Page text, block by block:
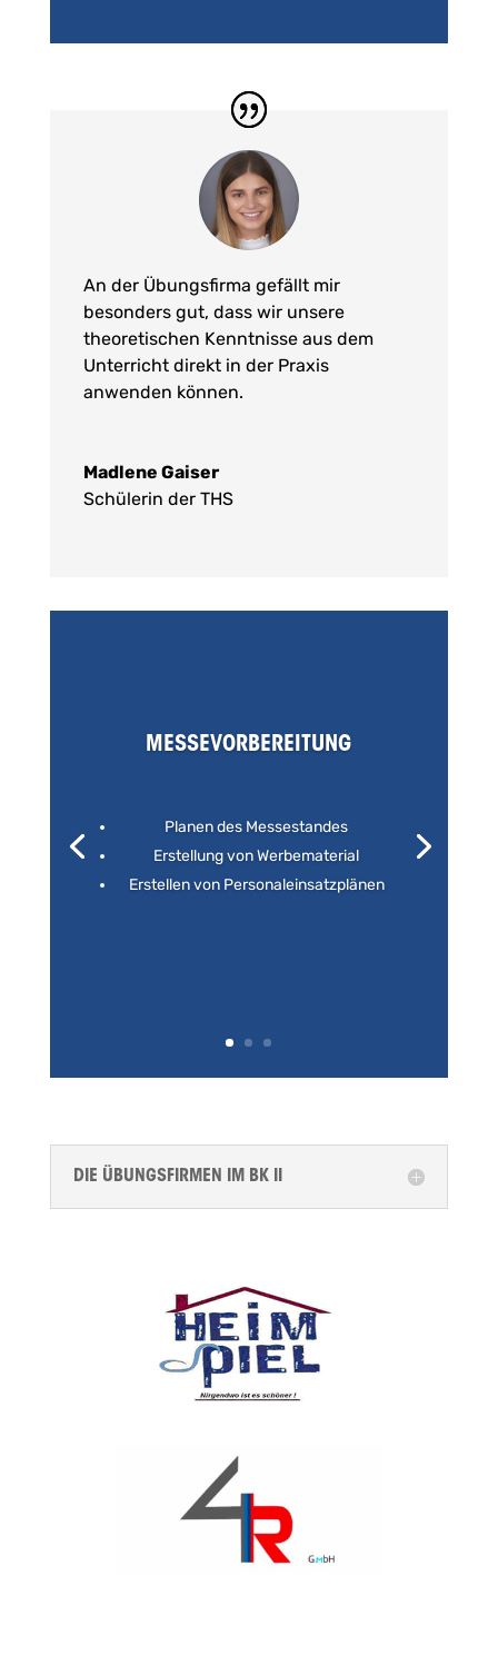
An der Übungsfirma gefällt mir
besonders gut, dass wir unsere
theoretischen Kenntnisse aus dem
Unterricht direkt in der Praxis
anwenden können.
Madlene Gaiser
Schülerin der THS
MESSEVORBEREITUNG
Planen des Messestandes
Erstellung von Werbemate­rial
Erstellen von Personaleinsatz­plänen
DIE ÜBUNGSFIRMEN IM BK II